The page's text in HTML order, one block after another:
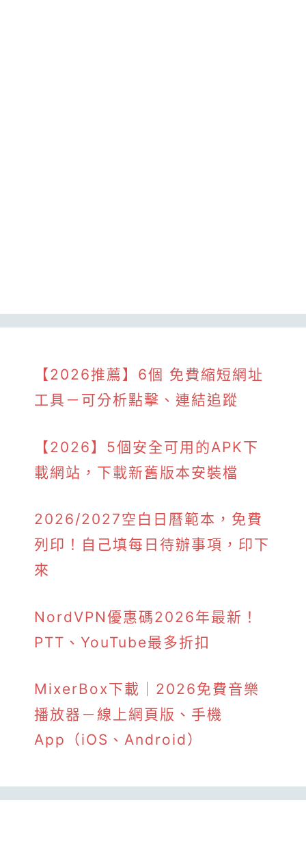
【2026推薦】6個 免費縮短網址
工具－可分析點擊、連結追蹤
【2026】5個安全可用的APK下
載網站，下載新舊版本安裝檔
2026/2027空白日曆範本，免費
列印！自己填每日待辦事項，印下
來
NordVPN優惠碼2026年最新！
PTT、YouTube最多折扣
MixerBox下載｜2026免費音樂
播放器－線上網頁版、手機
App（iOS、Android）